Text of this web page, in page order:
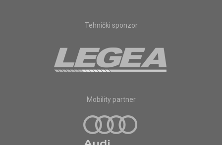
Tehnički sponzor
Mobility partner